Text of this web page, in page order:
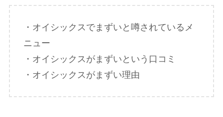
・オイシックスでまずいと噂されているメ
ニュー
・オイシックスがまずいという口コミ
・オイシックスがまずい理由